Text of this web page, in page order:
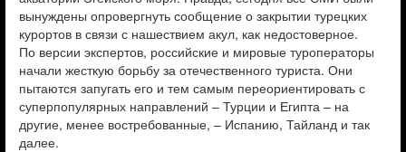
вынуждены опровергнуть сообщение о закрытии турецких
курортов в связи с нашествием акул, как недостоверное.
По версии экспертов, российские и мировые туроператоры
начали жесткую борьбу за отечественного туриста. Они
пытаются запугать его и тем самым переориентировать с
суперпопулярных направлений – Турции и Египта – на
другие, менее востребованные, – Испанию, Тайланд и так
далее.